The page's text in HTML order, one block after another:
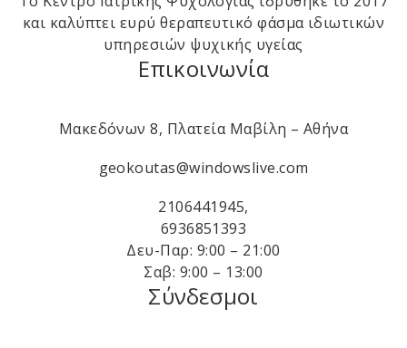
και καλύπτει ευρύ θεραπευτικό φάσμα ιδιωτικών
υπηρεσιών ψυχικής υγείας
Επικοινωνία
Μακεδόνων 8, Πλατεία Μαβίλη – Αθήνα
geokoutas@windowslive.com
2106441945,
6936851393
Δευ-Παρ: 9:00 – 21:00
Σαβ: 9:00 – 13:00
Σύνδεσμοι